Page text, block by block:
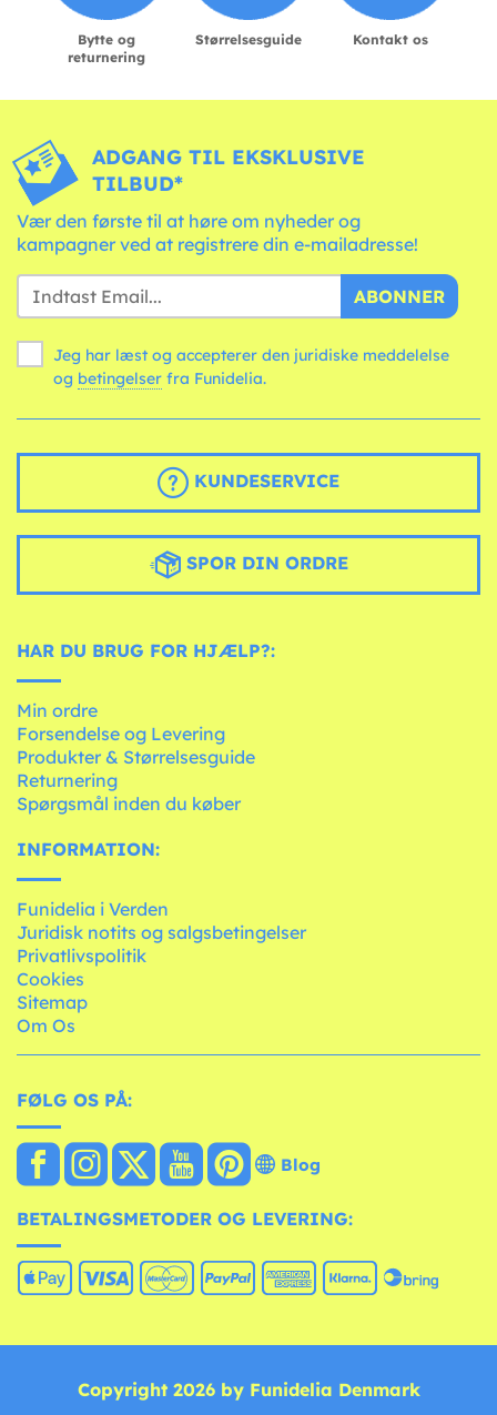
Bytte og
returnering
Størrelsesguide Kontakt os
ADGANG TIL EKSKLUSIVE
TILBUD*
Vær den første til at høre om nyheder og
kampagner ved at registrere din e-mailadresse!
ABONNER
Jeg har læst og accepterer den juridiske meddelelse
og betingelser fra Funidelia.
KUNDESERVICE
SPOR DIN ORDRE
HAR DU BRUG FOR HJÆLP?:
Min ordre
Forsendelse og Levering
Produkter & Størrelsesguide
Returnering
Spørgsmål inden du køber
INFORMATION:
Funidelia i Verden
Juridisk notits og salgsbetingelser
Privatlivspolitik
Cookies
Sitemap
Om Os
FØLG OS PÅ:
Blog
BETALINGSMETODER OG LEVERING:
Copyright 2026 by Funidelia Denmark